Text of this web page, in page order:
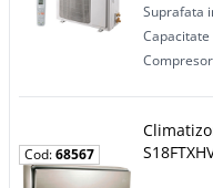
Suprafata
Capacitate
Compresor
Cod:68567